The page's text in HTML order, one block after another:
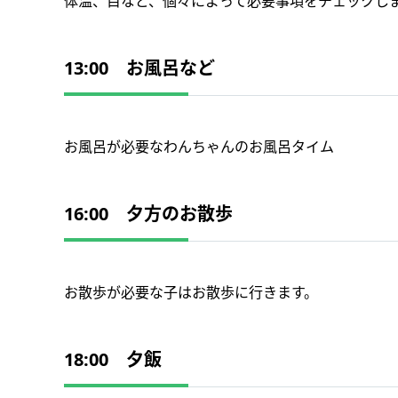
13:00 お風呂など
お風呂が必要なわんちゃんのお風呂タイム
16:00 夕方のお散歩
お散歩が必要な子はお散歩に行きます。
18:00 夕飯